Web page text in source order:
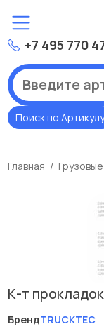
+7 495 770
Поиск по Артикулу
Главная
К-т
БрендTRUCKTEC